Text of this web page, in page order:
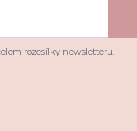
rozesílky newsletteru.